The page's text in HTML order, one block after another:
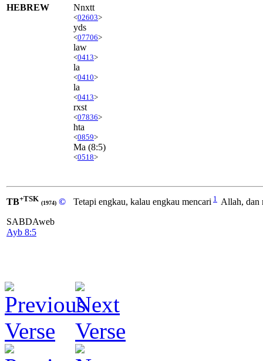
HEBREW
Nnxtt
<02603>
yds
<07706>
law
<0413>
la
<0410>
la
<0413>
rxst
<07836>
hta
<0859>
Ma (8:5)
<0518>
TB+TSK (1974) ©
SABDAweb
Ayb 8:5
Tetapi engkau, kalau engkau mencari 1 Allah, dan